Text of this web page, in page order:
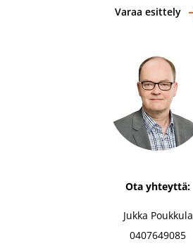
Ota yhteyttä:
Jukka Poukkula
0407649085
Varaa esittely